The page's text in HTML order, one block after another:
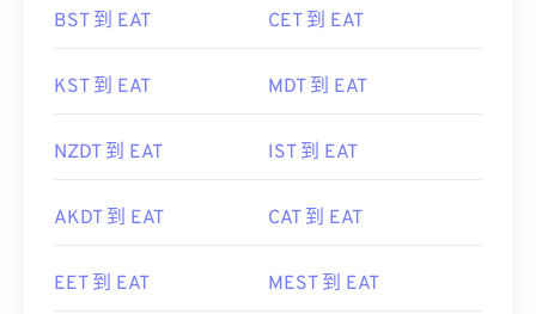
BST 到 EAT CET 到 EAT
KST 到 EAT MDT 到 EAT
NZDT 到 EAT IST 到 EAT
AKDT 到 EAT CAT 到 EAT
EET 到 EAT MEST 到 EAT